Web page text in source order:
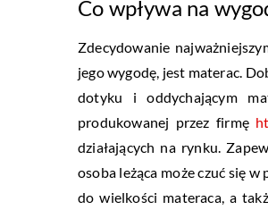
Co wpływa na
Zdecydowanie
jego wygodę, jest materac.
dotyku i oddychającym
produkowanej przez firmę
działających na rynku.
osoba leżąca może czuć się
do wielkości materaca, a